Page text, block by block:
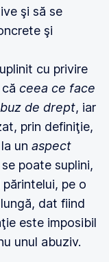
şi să se
şi
cu privire
ceea ce face
de drept, iar
prin definiţie,
un aspect
poate suplini,
pe o
dat fiind
este imposibil
unul abuziv.